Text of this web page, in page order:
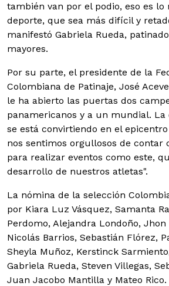
también van por el podio, eso es lo
deporte, que sea más difícil y
manifestó Gabriela Rueda,
mayores.
Por su parte, el presidente de la
Colombiana de Patinaje, José
le ha abierto las puertas dos
panamericanos y a un mundial. La
se está convirtiendo en el
nos sentimos orgullosos de contar
para realizar eventos como este,
desarrollo de nuestros atletas".
La nómina de la selección
por Kiara Luz Vásquez, Samanta
Perdomo, Alejandra Londoño, Jhon
Nicolás Barrios, Sebastián Flórez,
Sheyla Muñoz, Kerstinck
Gabriela Rueda, Steven Villegas,
Juan Jacobo Mantilla y Mateo Rico.